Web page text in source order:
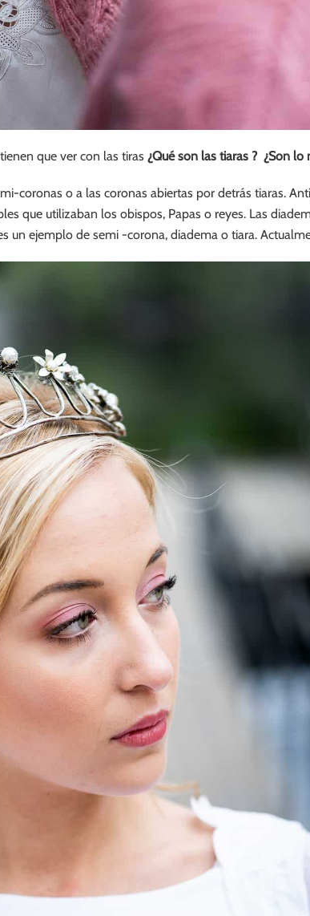
que ver con las tiras ¿Qué son las tiaras ? ¿Son
coronas o a las coronas abiertas por detrás tiaras.
que utilizaban los obispos, Papas o reyes. Las
un ejemplo de semi -corona, diadema o tiara.